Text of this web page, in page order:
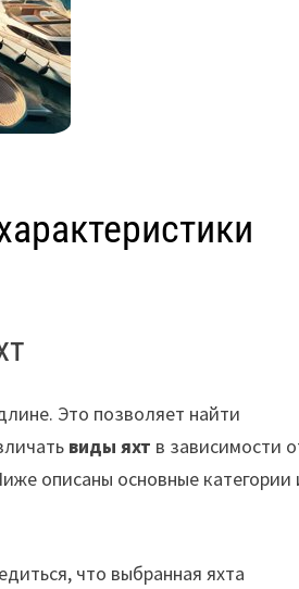
Это позволяет найти
виды яхт в зависимости
описаны основные категории
что выбранная яхта